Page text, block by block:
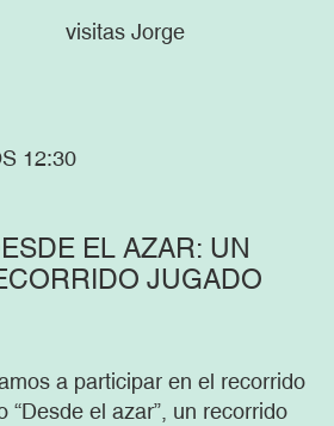
12:30
EL AZAR: UN
JUGADO
a participar en el recorrido
“Desde el azar”, un recorrido